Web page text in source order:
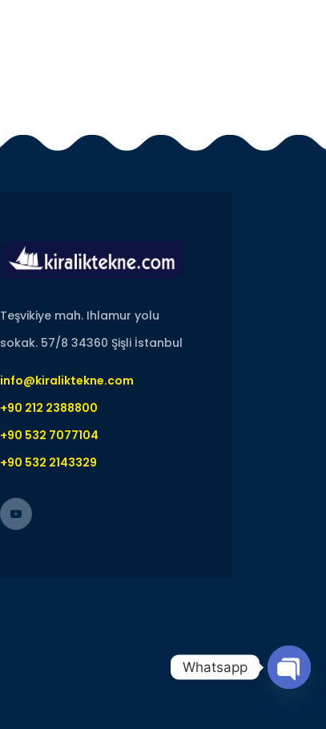
Teşvikiye mah. Ihlamur yolu
sokak. 57/8 34360 Şişli İstanbul
info@kiraliktekne.com
+90 212 2388800
+90 532 7077104
+90 532 2143329
Whatsapp